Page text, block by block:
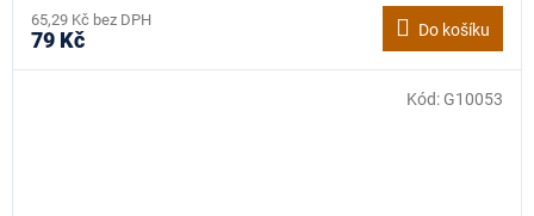
65,29 Kč bez DPH
79 Kč Do košíku
Kód: G10053